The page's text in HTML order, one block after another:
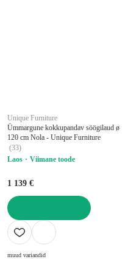
Unique Furniture
Ümmargune kokkupandav söögilaud ø
120 cm Nola - Unique Furniture
(33)
Laos
Viimane toode
1 139 €
LISA OSTUKORVI
muud variandid